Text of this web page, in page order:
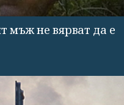
мъж не вярват да е